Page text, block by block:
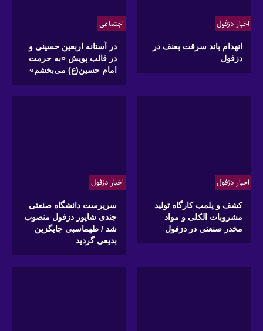
اخبار دزفول
انهدام باند سرقت بعنف در
دزفول
اجتماعی
در آستانه اربعین حسینی و
در قالب پویش «به حرمت
امام حسین(ع) می‌بخشم»
اخبار دزفول
کشف و پلمب کارگاه تولید
مشروبات الکلی و مواد
مخدر صنعتی در دزفول
اخبار دزفول
سرپرست دانشگاه صنعتی
جندی شاپور دزفول منصوب
شد / طهماسبی جایگزین
بدیعی گردید